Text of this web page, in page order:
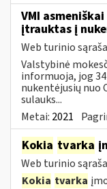
VMI
įtrauktas į
Web turinio
Valstybinė
informuoja, jog
nukentėjusių nuo
sulauks...
Metai: 2021
Kokia tvarka
Web turinio
Kokia tvarka